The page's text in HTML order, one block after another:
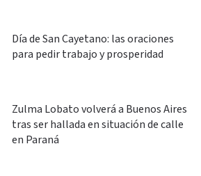
Día de San Cayetano: las oraciones
para pedir trabajo y prosperidad
Zulma Lobato volverá a Buenos Aires
tras ser hallada en situación de calle
en Paraná